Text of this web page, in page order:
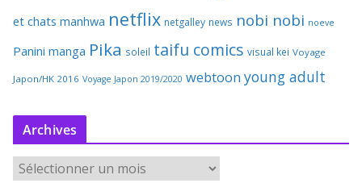
et chats manhwa netflix netgalley news nobi nobi noeve
Panini manga Pika soleil taifu comics visual kei Voyage
Japon/HK 2016 Voyage Japon 2019/2020 webtoon young adult
Archives